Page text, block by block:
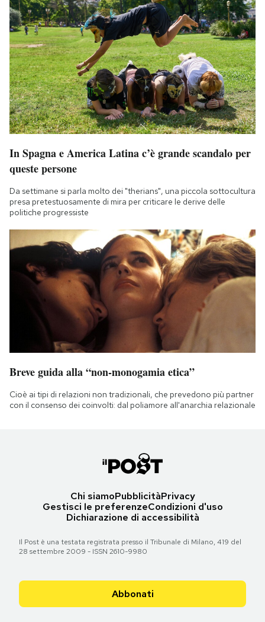
In Spagna e America Latina c’è grande scandalo per
queste persone
Da settimane si parla molto dei "therians", una piccola sottocultura
presa pretestuosamente di mira per criticare le derive delle
politiche progressiste
Breve guida alla “non-monogamia etica”
Cioè ai tipi di relazioni non tradizionali, che prevedono più partner
con il consenso dei coinvolti: dal poliamore all'anarchia relazionale
Chi siamoPubblicitàPrivacy
Gestisci le preferenzeCondizioni d'uso
Dichiarazione di accessibilità
Il Post è una testata registrata presso il Tribunale di Milano, 419 del
28 settembre 2009 - ISSN 2610-9980
Abbonati